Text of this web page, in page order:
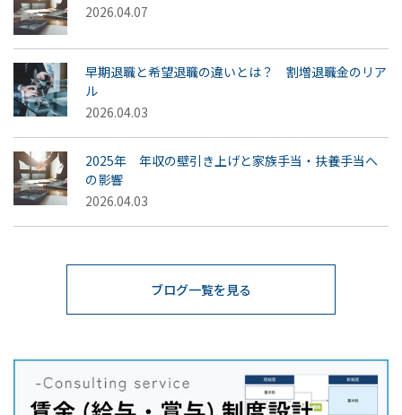
2026.04.07
早期退職と希望退職の違いとは？ 割増退職金のリア
ル
2026.04.03
2025年 年収の壁引き上げと家族手当・扶養手当へ
の影響
2026.04.03
ブログ一覧を見る